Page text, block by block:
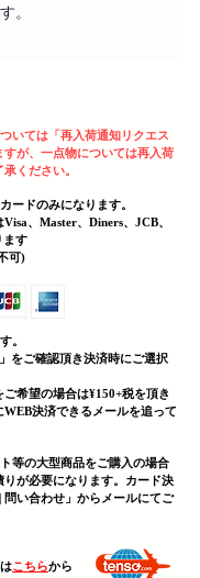
。
いては「再入荷通知リクエス
すが、一点物については再入荷
ください。
ードのみになります。
、Master、Diners、JCB、
ます
可)
。
をご確認頂き決済時にご選択
希望の場合は¥150+税を頂き
WEB決済できるメールを追って
等の大型商品をご購入の場合
が必要になります。カード決
い合わせ」からメールにてご
こちらから